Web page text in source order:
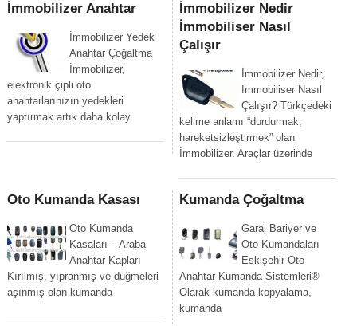
İmmobilizer Anahtar
İmmobilizer Yedek
Anahtar Çoğaltma
İmmobilizer,
elektronik çipli oto
anahtarlarınızın yedekleri
yaptırmak artık daha kolay
İmmobilizer Nedir
İmmobiliser Nasıl
Çalışır
İmmobilizer Nedir,
İmmobiliser Nasıl
Çalışır? Türkçedeki
kelime anlamı “durdurmak,
hareketsizleştirmek” olan
İmmobilizer. Araçlar üzerinde
Oto Kumanda Kasası
Oto Kumanda
Kasaları – Araba
Anahtar Kapları
Kırılmış, yıpranmış ve düğmeleri
aşınmış olan kumanda
Kumanda Çoğaltma
Garaj Bariyer ve
Oto Kumandaları
Eskişehir Oto
Anahtar Kumanda Sistemleri®
Olarak kumanda kopyalama,
kumanda